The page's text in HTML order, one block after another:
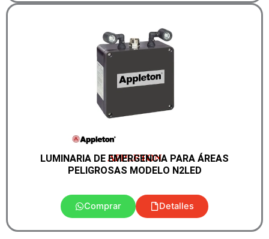
APPLETON
LUMINARIA DE EMERGENCIA PARA ÁREAS
PELIGROSAS MODELO N2LED
Comprar Detalles